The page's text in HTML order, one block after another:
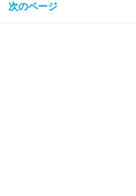
次のページ